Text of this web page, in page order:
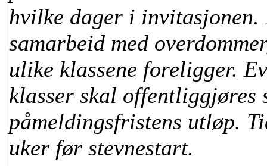
hvilke dager i invitasjonen.
samarbeid med
ulike klassene foreligger.
klasser skal offentliggjøres
påmeldingsfristens utløp.
uker før stevnestart.